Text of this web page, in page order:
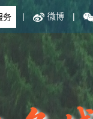
| 微博 |